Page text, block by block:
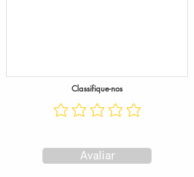
Classifique-nos
Avaliar